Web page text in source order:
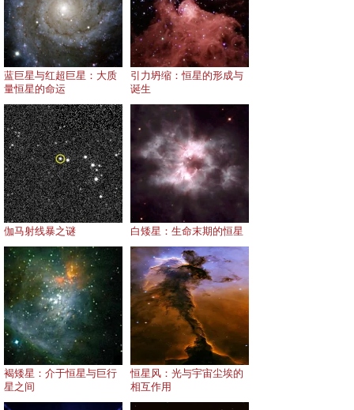
蓝巨星与红超巨星：大质
量恒星的命运
引力坍缩：恒星的形成与
诞生
伽马射线暴之谜 白矮星：生命末期的恒星
褐矮星：介于恒星与巨行
星之间
恒星风：光与宇宙尘埃的
相互作用